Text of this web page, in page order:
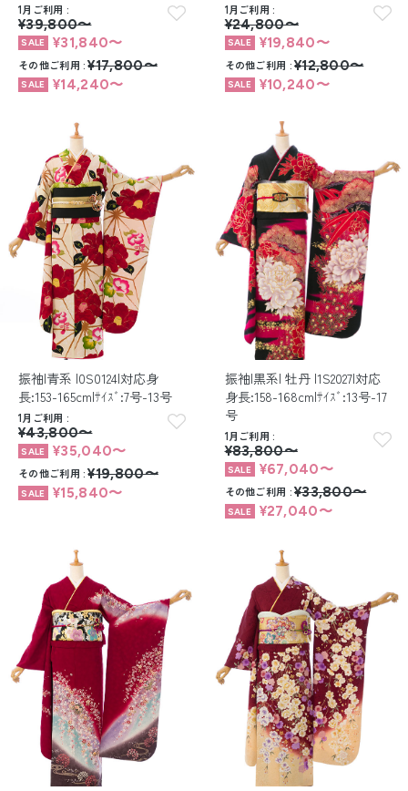
1月ご利用
¥39,800〜
¥31,840〜
その他ご利用 ¥17,800〜
¥14,240〜
1月ご利用
¥24,800〜
¥19,840〜
その他ご利用
¥12,800〜
¥10,240〜
振袖|青系 |0S0124|対応身
長:153-165cm|ｻｲｽﾞ:7号-13号
1月ご利用
¥43,800〜
¥35,040〜
その他ご利用 ¥19,800〜
¥15,840〜
振袖|黒系| 牡丹 |1S2027|対応
身長:158-168cm|ｻｲｽﾞ:13号-17
号
1月ご利用
¥83,800〜
¥67,040〜
その他ご利用
¥33,800〜
¥27,040〜